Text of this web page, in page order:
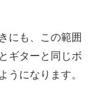
にも、この範囲
ギターと同じボ
うになります。